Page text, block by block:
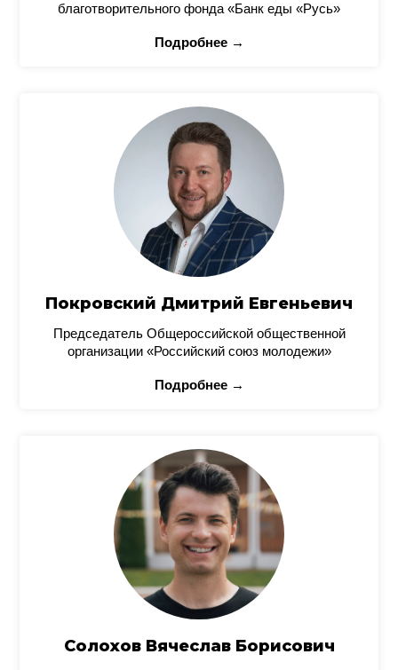
благотворительного фонда «Банк еды «Русь»
Подробнее →
Покровский Дмитрий Евгеньевич
Председатель Общероссийской общественной
организации «Российский союз молодежи»
Подробнее →
Солохов Вячеслав Борисович